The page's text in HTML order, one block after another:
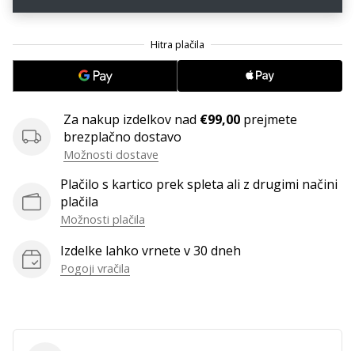
kot
se
brend
ambasador/ka.
Prikaži
članke
Za nakup izdelkov nad €99,00 prejmete
brezplačno dostavo
Možnosti dostave
Plačilo s kartico prek spleta ali z drugimi načini
plačila
Možnosti plačila
Izdelke lahko vrnete v 30 dneh
Pogoji vračila